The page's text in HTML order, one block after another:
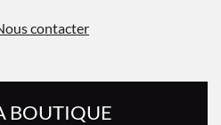
contacter
BOUTIQUE